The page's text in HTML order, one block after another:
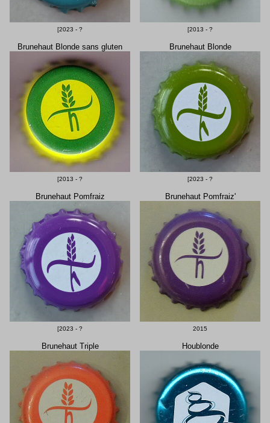
[2023 - ? [2013 - ?
Brunehaut Blonde sans gluten
[2013 - ?
Brunehaut Blonde
[2023 - ?
Brunehaut Pomfraiz
[2023 - ?
Brunehaut Pomfraiz'
2015
Brunehaut Triple Houblonde